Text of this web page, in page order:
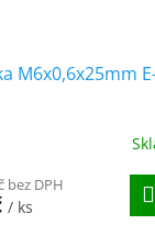
M6x0,6x25mm
bez DPH
/ ks